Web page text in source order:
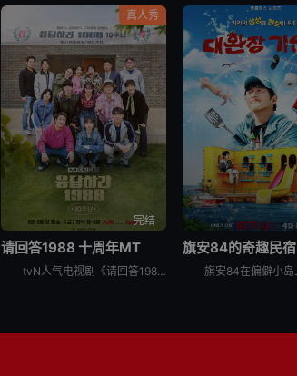
真人秀
完结
请回答1988 十周年MT
tvN人气电视剧《请回答1988》主演们为迎接10周年而出发的两天一夜旅行，大家聚在一起按照电视剧的主题，穿搭了符合1988年的时代发型和服装风格。
旗安84的奇趣民宿